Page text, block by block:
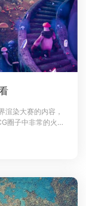
渲染大赛的内容，
圈子中非常的火
简单看看第八届世